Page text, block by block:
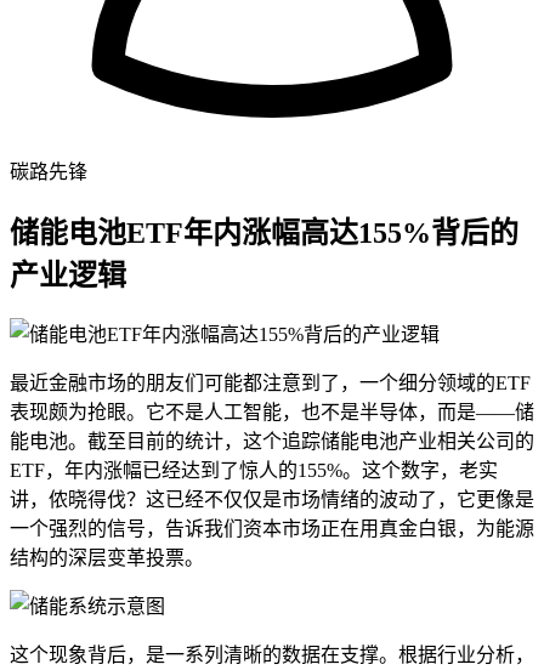
碳路先锋
储能电池ETF年内涨幅高达155%背后的
产业逻辑
最近金融市场的朋友们可能都注意到了，一个细分领域的ETF
表现颇为抢眼。它不是人工智能，也不是半导体，而是——储
能电池。截至目前的统计，这个追踪储能电池产业相关公司的
ETF，年内涨幅已经达到了惊人的155%。这个数字，老实
讲，侬晓得伐？这已经不仅仅是市场情绪的波动了，它更像是
一个强烈的信号，告诉我们资本市场正在用真金白银，为能源
结构的深层变革投票。
这个现象背后，是一系列清晰的数据在支撑。根据行业分析，